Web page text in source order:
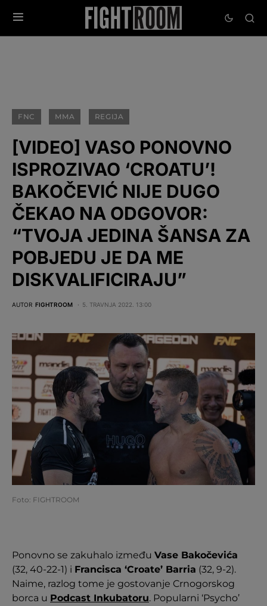
FNC MMA REGIJA
[VIDEO] VASO PONOVNO
ISPROZIVAO ‘CROATU’!
BAKOČEVIĆ NIJE DUGO
ČEKAO NA ODGOVOR:
“TVOJA JEDINA ŠANSA ZA
POBJEDU JE DA ME
DISKVALIFICIRAJU”
AUTOR FIGHTROOM 5. TRAVNJA 2022. 13:00
Foto: FIGHTROOM
Ponovno se zakuhalo između Vase Bakočevića
(32, 40-22-1) i Francisca ‘Croate’ Barria (32, 9-2).
Naime, razlog tome je gostovanje Crnogorskog
borca u Podcast Inkubatoru. Popularni ‘Psycho’